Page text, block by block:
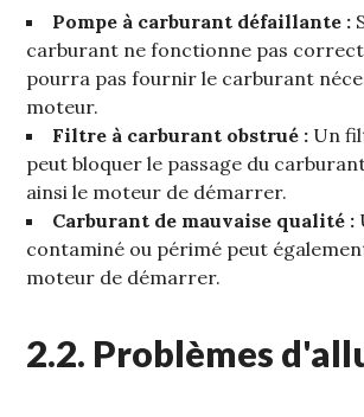
Pompe à carburant défaillante :
carburant ne fonctionne pas
pourra pas fournir le carburant
moteur.
Filtre à carburant obstrué : Un
peut bloquer le passage du
ainsi le moteur de démarrer.
Carburant de mauvaise qualité :
contaminé ou périmé peut
moteur de démarrer.
2.2. Problèmes